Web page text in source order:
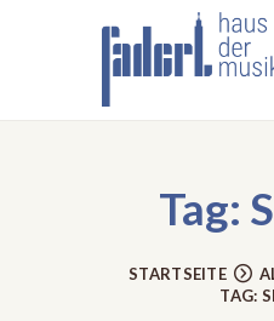
Tag:
STARTSEITE
TAG:
TERMINE
UNSER HAUS